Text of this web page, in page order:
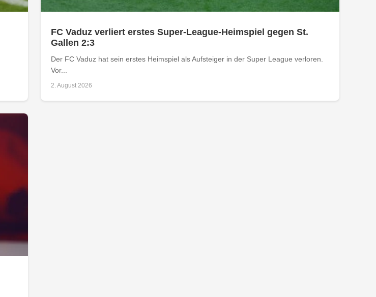
FC Vaduz verliert erstes Super-League-Heimspiel gegen St.
Gallen 2:3
Der FC Vaduz hat sein erstes Heimspiel als Aufsteiger in der Super League verloren.
Vor...
2. August 2026